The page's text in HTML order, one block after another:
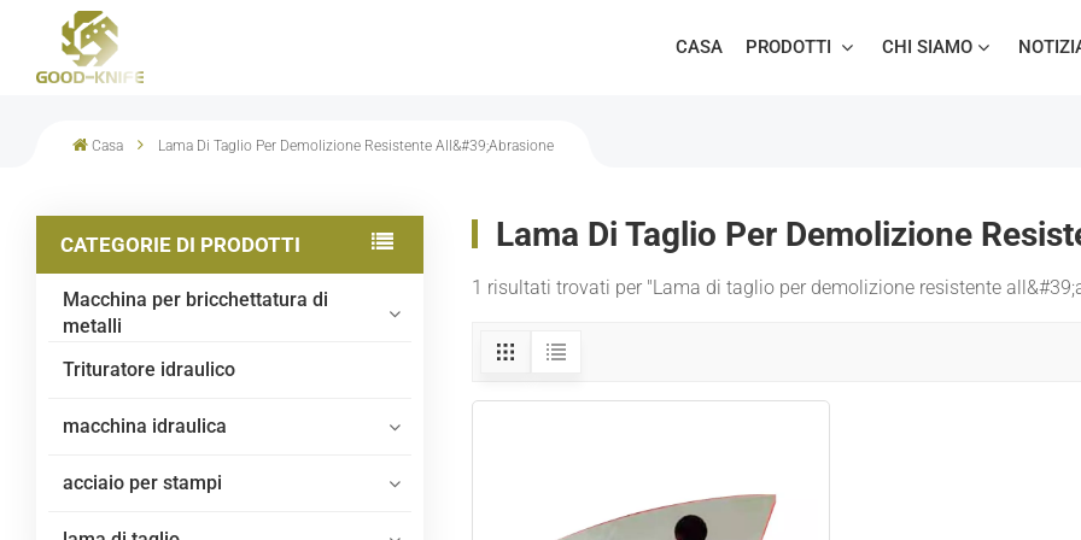
CASA PRODOTTI CHI SIAMO
Casa Lama Di Taglio Per Demolizione Resistente All&#39;abrasione
CATEGORIE DI PRODOTTI
Macchina per bricchettatura di
metalli
Trituratore idraulico
macchina idraulica
acciaio per stampi
Lama Di Taglio Per Demolizione
1 risultati trovati per "Lama di taglio per demolizione resistente